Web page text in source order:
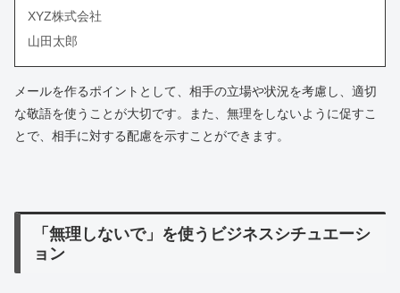
XYZ株式会社
山田太郎
メールを作るポイントとして、相手の立場や状況を考慮し、適切
な敬語を使うことが大切です。また、無理をしないように促すこ
とで、相手に対する配慮を示すことができます。
「無理しないで」を使うビジネスシチュエーシ
ョン